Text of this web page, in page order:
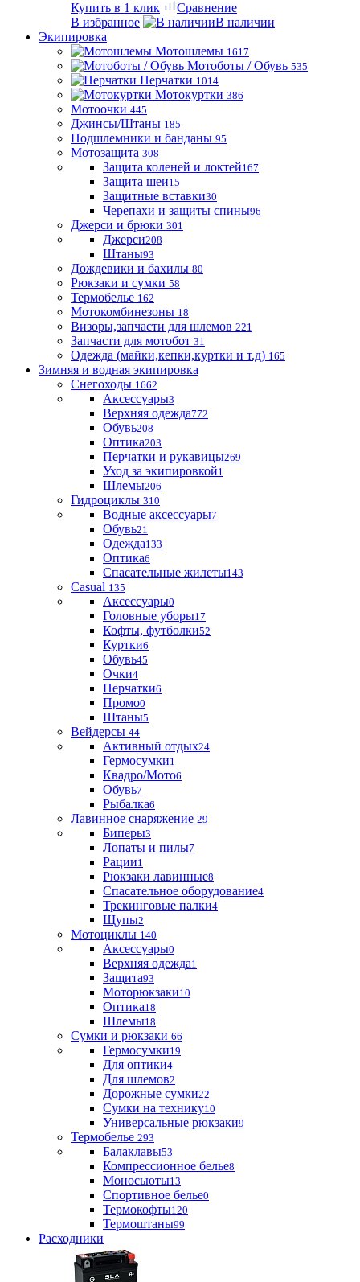
Купить в 1 клик
Сравнение
В избранное
В наличии
Экипировка
Мотошлемы 1617
Мотоботы / Обувь 535
Перчатки 1014
Мотокуртки 386
Мотоочки 445
Джинсы/Штаны 185
Подшлемники и банданы 95
Мотозащита 308
Защита коленей и локтей167
Защита шеи15
Защитные вставки30
Черепахи и защиты спины96
Джерси и брюки 301
Джерси208
Штаны93
Дождевики и бахилы 80
Рюкзаки и сумки 58
Термобелье 162
Мотокомбинезоны 18
Визоры,запчасти для шлемов 221
Запчасти для мотобот 31
Одежда (майки,кепки,куртки и т.д) 165
Зимняя и водная экипировка
Снегоходы 1662
Аксессуары3
Верхняя одежда772
Обувь208
Оптика203
Перчатки и рукавицы269
Уход за экипировкой1
Шлемы206
Гидроциклы 310
Водные аксессуары7
Обувь21
Одежда133
Оптика6
Спасательные жилеты143
Casual 135
Аксессуары0
Головные уборы17
Кофты, футболки52
Куртки6
Обувь45
Очки4
Перчатки6
Промо0
Штаны5
Вейдерсы 44
Активный отдых24
Гермосумки1
Квадро/Мото6
Обувь7
Рыбалка6
Лавинное снаряжение 29
Биперы3
Лопаты и пилы7
Рации1
Рюкзаки лавинные8
Спасательное оборудование4
Трекинговые палки4
Щупы2
Мотоциклы 140
Аксессуары0
Верхняя одежда1
Защита93
Моторюкзаки10
Оптика18
Шлемы18
Сумки и рюкзаки 66
Гермосумки19
Для оптики4
Для шлемов2
Дорожные сумки22
Сумки на технику10
Универсальные рюкзаки9
Термобелье 293
Балаклавы53
Компрессионное белье8
Моносьюты13
Спортивное белье0
Термокофты120
Термоштаны99
Расходники